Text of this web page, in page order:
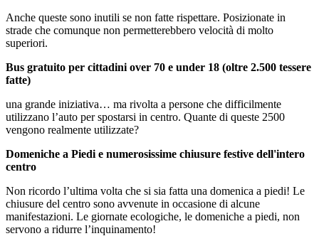
Anche queste sono inutili se non fatte rispettare. Posizionate in
strade che comunque non permetterebbero velocità di molto
superiori.
Bus gratuito per cittadini over 70 e under 18 (oltre 2.500 tessere
fatte)
una grande iniziativa… ma rivolta a persone che difficilmente
utilizzano l’auto per spostarsi in centro. Quante di queste 2500
vengono realmente utilizzate?
Domeniche a Piedi e numerosissime chiusure festive dell'intero
centro
Non ricordo l’ultima volta che si sia fatta una domenica a piedi! Le
chiusure del centro sono avvenute in occasione di alcune
manifestazioni. Le giornate ecologiche, le domeniche a piedi, non
servono a ridurre l’inquinamento!